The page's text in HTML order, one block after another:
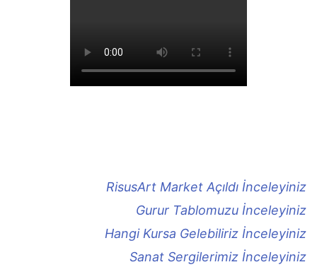
RisusArt Market Açıldı İnceleyiniz
Gurur Tablomuzu İnceleyiniz
Hangi Kursa Gelebiliriz İnceleyiniz
Sanat Sergilerimiz İnceleyiniz